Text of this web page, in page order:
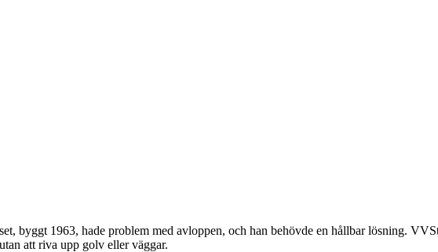
byggt 1963, hade problem med avloppen, och han behövde en hållbar lösning.
att riva upp golv eller väggar.